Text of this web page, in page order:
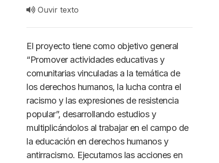
Ouvir texto
El proyecto tiene como objetivo general
“Promover actividades educativas y
comunitarias vinculadas a la temática de
los derechos humanos, la lucha contra el
racismo y las expresiones de resistencia
popular”, desarrollando estudios y
multiplicándolos al trabajar en el campo de
la educación en derechos humanos y
antirracismo. Ejecutamos las acciones en